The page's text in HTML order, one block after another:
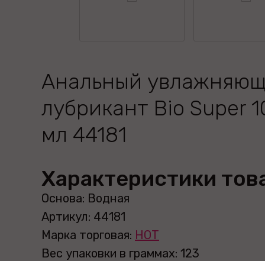
Анальный
лубрикант Bio Super
мл 44181
Характеристики
Основа: Водная
Артикул: 44181
Марка торговая: HOT
Вес упаковки в граммах: 123